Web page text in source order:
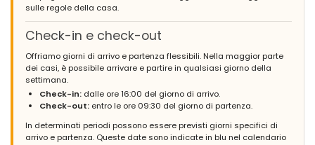
(Testo originale)
koelingen. Je hebt wel rekening te houden met je buren ivm
geluidsoverlast
(Tradotto da Google)
raffreddamento sufficiente. Devi tenere conto dei tuoi vicini per
quanto riguarda l'inquinamento acustico
sulle regole della casa.
Check-in e check-out
Offriamo giorni di arrivo e partenza flessibili. Nella maggior parte
dei casi, è possibile arrivare e partire in qualsiasi giorno della
settimana.
Check-in: dalle ore 16:00 del giorno di arrivo.
Check-out: entro le ore 09:30 del giorno di partenza.
In determinati periodi possono essere previsti giorni specifici di
arrivo e partenza. Queste date sono indicate in blu nel calendario